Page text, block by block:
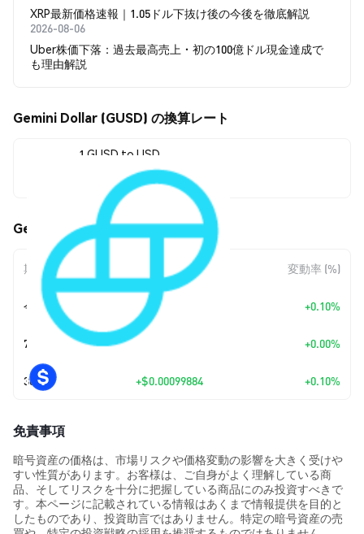
XRP最新価格速報｜1.05ドル下抜け後の今後を徹底解説
2026-08-06
Uber株価下落：過去最高売上・初の100億ドル現金達成で
も理由解説
Gemini Dollar (GUSD) の換算レート
1 GUSD to USD
$0.999835
Gemini Dollar (GUSD) の価格変動
期間 金額変動 変動率 (%)
今日 $0.00099884 +0.10%
7日 +0.00%
30日 +$0.00099884 +0.10%
免責事項
暗号資産の価格は、市場リスクや価格変動の影響を大きく受けや
すい性質があります。お客様は、ご自身がよく理解している商
品、そしてリスクを十分に把握している商品にのみ投資すべきで
す。本ページに記載されている情報はあくまで情報提供を目的と
したものであり、投資助言ではありません。特定の暗号資産の売